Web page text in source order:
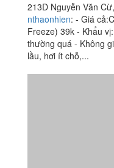
213D Nguyễn Văn
nthaonhien: - Giá
Freeze) 39k - Khẩu
thường quá - Không
lầu, hơi ít chỗ,...